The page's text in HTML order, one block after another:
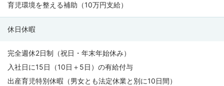
育児環境を整える補助（10万円支給）
休日休暇
完全週休2日制（祝日・年末年始休み）
入社日に15日（10日＋5日）の有給付与
出産育児特別休暇（男女とも法定休業と別に10日間）